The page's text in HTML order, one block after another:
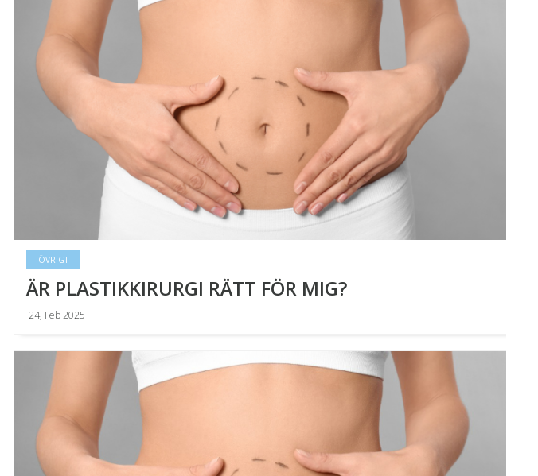
ÖVRIGT
ÄR PLASTIKKIRURGI RÄTT FÖR MIG?
24, Feb 2025